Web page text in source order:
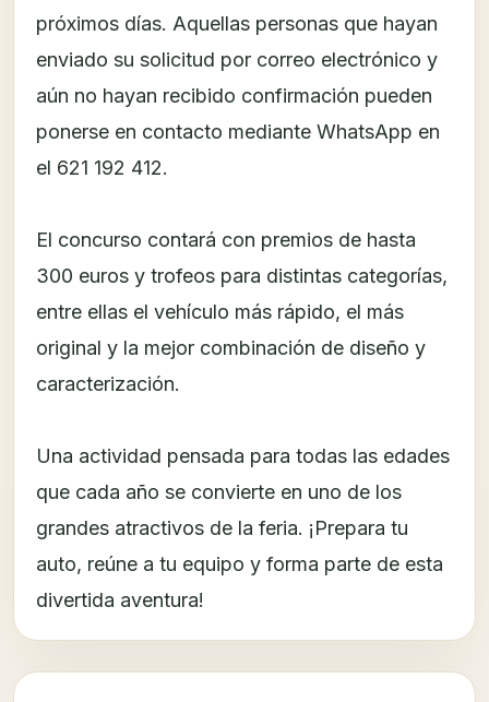
próximos días. Aquellas personas que hayan
enviado su solicitud por correo electrónico y
aún no hayan recibido confirmación pueden
ponerse en contacto mediante WhatsApp en
el 621 192 412.
El concurso contará con premios de hasta
300 euros y trofeos para distintas categorías,
entre ellas el vehículo más rápido, el más
original y la mejor combinación de diseño y
caracterización.
Una actividad pensada para todas las edades
que cada año se convierte en uno de los
grandes atractivos de la feria. ¡Prepara tu
auto, reúne a tu equipo y forma parte de esta
divertida aventura!